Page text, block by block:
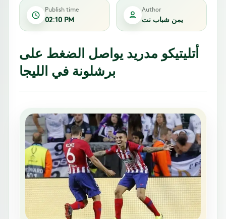
Publish time
02:10 PM
Author
يمن شباب نت
أتليتيكو مدريد يواصل الضغط على
برشلونة في الليجا